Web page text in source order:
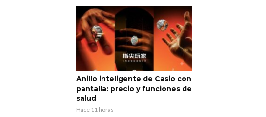
Anillo inteligente de Casio con
pantalla: precio y funciones de
salud
Hace 11 horas